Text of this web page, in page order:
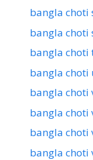
bangla choti
bangla choti
bangla choti
bangla choti
bangla choti
bangla choti
bangla choti
bangla choti